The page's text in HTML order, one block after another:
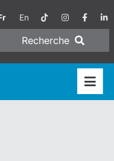
En
Recherche